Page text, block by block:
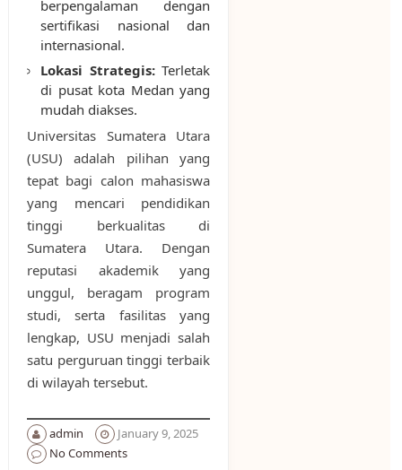
berpengalaman dengan
sertifikasi nasional dan
internasional.
Lokasi Strategis:Terletak
di pusat kota Medan yang
mudah diakses.
Universitas Sumatera Utara
(USU) adalah pilihan yang
tepat bagi calon mahasiswa
yang mencari pendidikan
tinggi berkualitas di
Sumatera Utara. Dengan
reputasi akademik yang
unggul, beragam program
studi, serta fasilitas yang
lengkap, USU menjadi salah
satu perguruan tinggi terbaik
di wilayah tersebut.
admin
January 9, 2025
No Comments